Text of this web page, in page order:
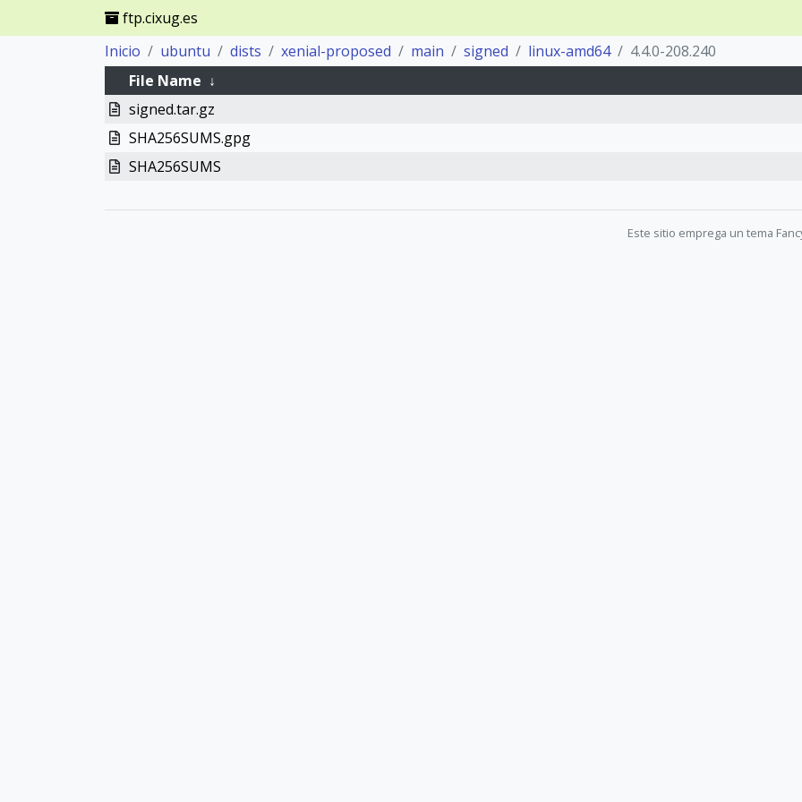
ftp.cixug.es
Inicio
ubuntu dists xenial-proposed main signed linux-amd64
4.4.0-208.240
File Name ↓
signed.tar.gz
SHA256SUMS.gpg
SHA256SUMS
Este sitio emprega un tema